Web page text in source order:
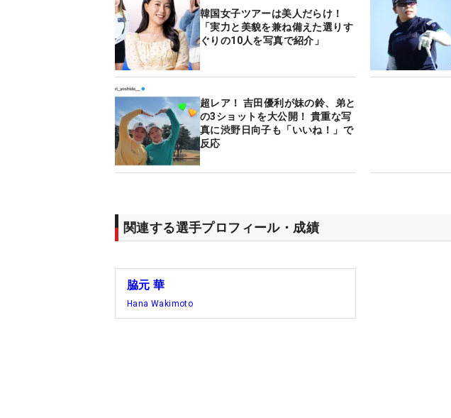
韓国女子ツアーは美人だらけ！
「実力と美貌を兼ね備えた選りす
ぐりの10人を写真で紹介」
超レア！ 吉田優利が妹の鈴、弟と
の3ショットを大公開！ 貴重な写
真に渋野日向子も「いいね！」で
反応
関連する選手プロフィール・成績
脇元 華
Hana Wakimoto